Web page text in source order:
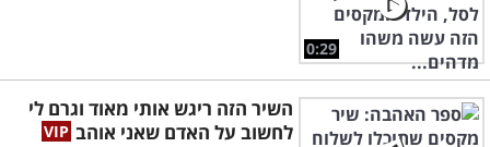
0:29
השיר הזה ריגש אותי מאוד וגרם לי
לחשוב על האדם שאני אוהב